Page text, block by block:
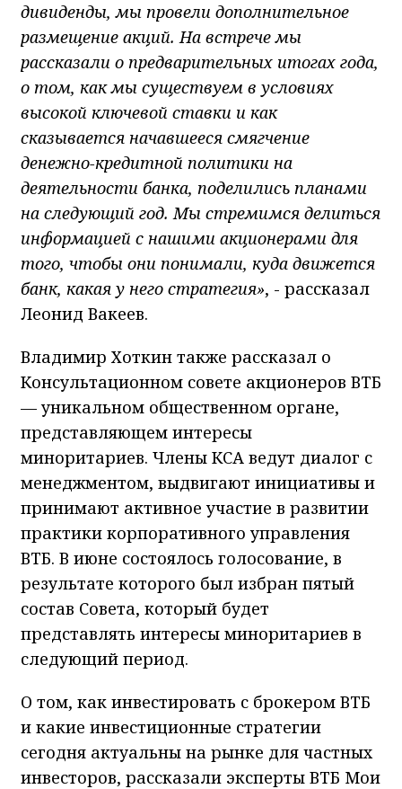
дивиденды, мы провели дополнительное
размещение акций. На встрече мы
рассказали о предварительных итогах года,
о том, как мы существуем в условиях
высокой ключевой ставки и как
сказывается начавшееся смягчение
денежно-кредитной политики на
деятельности банка, поделились планами
на следующий год. Мы стремимся делиться
информацией с нашими акционерами для
того, чтобы они понимали, куда движется
банк, какая у него стратегия», - рассказал
Леонид Вакеев.
Владимир Хоткин также рассказал о
Консультационном совете акционеров ВТБ
— уникальном общественном органе,
представляющем интересы
миноритариев. Члены КСА ведут диалог с
менеджментом, выдвигают инициативы и
принимают активное участие в развитии
практики корпоративного управления
ВТБ. В июне состоялось голосование, в
результате которого был избран пятый
состав Совета, который будет
представлять интересы миноритариев в
следующий период.
О том, как инвестировать с брокером ВТБ
и какие инвестиционные стратегии
сегодня актуальны на рынке для частных
инвесторов, рассказали эксперты ВТБ Мои